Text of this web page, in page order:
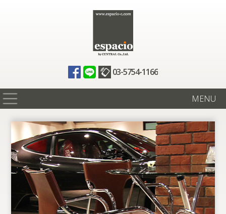
03-5754-1166
MENU
在庫情報
買取査定
全国納車
ニュース